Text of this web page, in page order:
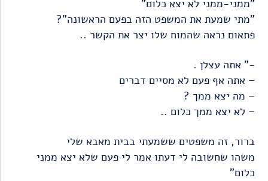
"ממני-ממני לא יצא כלום"
"מתי שמעת את המשפט הזה בפעם הראשונה"?
פתאום נראה שהמוח שלו יצר את הקשר ..
-" אתה עצלן .
– אתה אף פעם לא מסיים דברים
– מה יצא ממך ?
– לא יצא ממך כלום ..
ברור, זה משפטים ששמעתי בבית מאבא שלי
משהו שחשובה לי דעתו אמר לי פעם שלא יצא ממני
כלום"